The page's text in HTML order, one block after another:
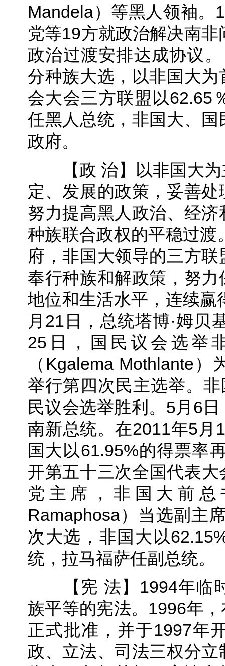
Mandela）等黑人领袖。
党等19方就政治解决南
政治过渡安排达成协议
分种族大选，以非国大
会大会三方联盟以62.65
任黑人总统，非国大、
政府。
【政 治】以非国大为
定、发展的政策，妥善
努力提高黑人政治、经
种族联合政权的平稳过
府，非国大领导的三方
奉行种族和解政策，努
地位和生活水平，连续
月21日，总统塔博·姆贝
25日，国民议会选举
（Kgalema Mothlante
举行第四次民主选举。
民议会选举胜利。5月6
南新总统。在2011年5月
国大以61.95%的得票率
开第五十三次全国代表
党主席，非国大前总
Ramaphosa）当选副主
次大选，非国大以
统，拉马福萨任副总统。
【宪 法】1994年临时
族平等的宪法。1996年
正式批准，并于1997年
政、立法、司法三权分